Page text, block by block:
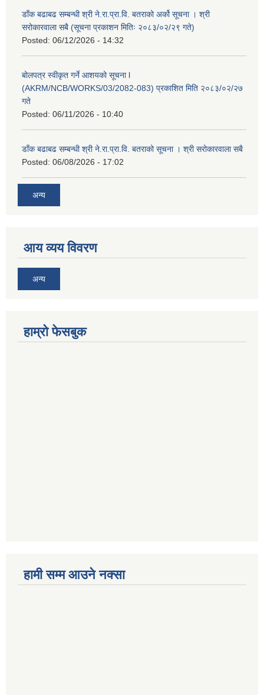
डाँक बढाबढ सम्बन्धी श्री ने.रा.प्रा.वि. बतराको अर्को सूचना । श्री
सरोकारवाला सबै (सूचना प्रकाशन मितिः २०८३/०२/२९ गते)
Posted: 06/12/2026 - 14:32
बोलपत्र स्वीकृत गर्ने आशयको सूचना l
(AKRM/NCB/WORKS/03/2082-083) प्रकाशित मिति २०८३/०२/२७
गते
Posted: 06/11/2026 - 10:40
डाँक बढाबढ सम्बन्धी श्री ने.रा.प्रा.वि. बतराको सूचना । श्री सरोकारवाला सबै
Posted: 06/08/2026 - 17:02
अन्य
आय व्यय विवरण
अन्य
हाम्रो फेसबुक
हामी सम्म आउने नक्सा